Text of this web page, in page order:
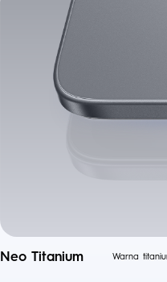
Neo Titanium Warna